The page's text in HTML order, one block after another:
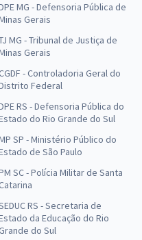
MG - Defensoria Pública de
Gerais
MG - Tribunal de Justiça de
Gerais
- Controladoria Geral do
Federal
RS - Defensoria Pública do
do Rio Grande do Sul
SP - Ministério Público do
de São Paulo
SC - Polícia Militar de Santa
RS - Secretaria de
da Educação do Rio
do Sul